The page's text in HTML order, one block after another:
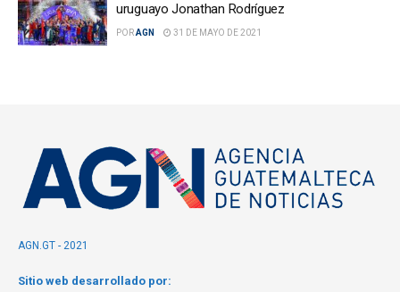
uruguayo Jonathan Rodríguez
PORAGN 31 DE MAYO DE 2021
AGN.GT - 2021
Sitio web desarrollado por: